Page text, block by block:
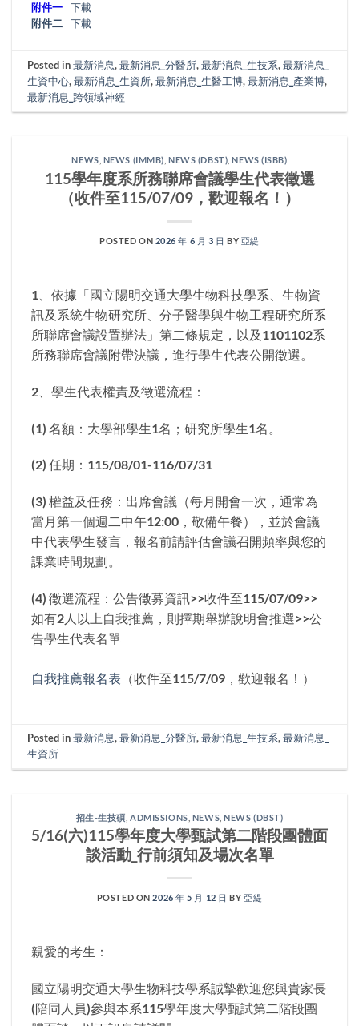
附件一
下載
附件二
下載
Posted in最新消息,最新消息_分醫所,最新消息_生技系,最新消息_
生資中心,最新消息_生資所,最新消息_生醫工博,最新消息_產業博,
最新消息_跨領域神經
NEWS NEWS (IMMB) ,NEWS (DBST) ,NEWS (ISBB)
115學年度系所務聯席會議學生代表徵選
（收件至115/07/09，歡迎報名！）
POSTED ON 2026 年 6 月 3 日 BY 亞緹
1、依據「國立陽明交通大學生物科技學系、生物資
訊及系統生物研究所、分子醫學與生物工程研究所系
所聯席會議設置辦法」第二條規定，以及1101102系
所務聯席會議附帶決議，進行學生代表公開徵選。
2、學生代表權責及徵選流程：
(1) 名額：大學部學生1名；研究所學生1名。
(2) 任期：115/08/01-116/07/31
(3) 權益及任務：出席會議（每月開會一次，通常為
當月第一個週二中午12:00，敬備午餐），並於會議
中代表學生發言，報名前請評估會議召開頻率與您的
課業時間規劃。
(4) 徵選流程：公告徵募資訊>>收件至115/07/09>>
如有2人以上自我推薦，則擇期舉辦說明會推選>>公
告學生代表名單
自我推薦報名表 （收件至115/7/09，歡迎報名！）
Posted in最新消息,最新消息_分醫所,最新消息_生技系,最新消息_
生資所
招生-生技碩 ,ADMISSIONS NEWS ,NEWS (DBST)
5/16(六)115學年度大學甄試第二階段團體面
談活動_行前須知及場次名單
POSTED ON2026 年 5 月 12 日 BY亞緹
親愛的考生：
國立陽明交通大學生物科技學系誠摯歡迎您與貴家長
(陪同人員)參與本系115學年度大學甄試第二階段團